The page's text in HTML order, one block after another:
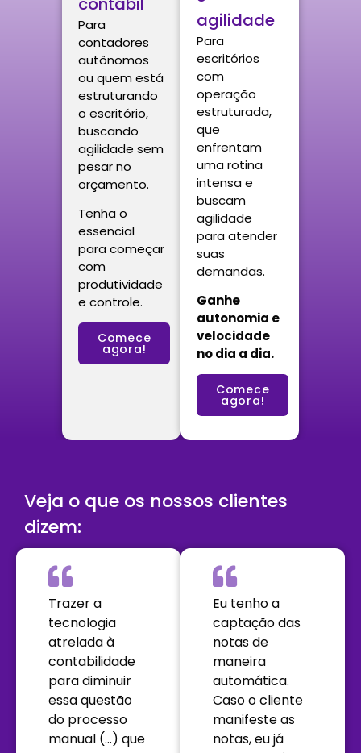
Para
contadores
autônomos
ou quem está
estruturando
o escritório,
buscando
agilidade sem
pesar no
orçamento.
Tenha o
essencial
para começar
com
produtividade
e controle.
Comece
agora!
agilidade
Para
escritórios
com
operação
estruturada,
que
enfrentam
uma rotina
intensa e
buscam
agilidade
para atender
suas
demandas.
Ganhe
autonomia e
velocidade
no dia a dia.
Comece
agora!
Veja o que os nossos clientes
dizem:
Trazer a
tecnologia
atrelada à
contabilidade
para diminuir
essa questão
do processo
manual (…) que
Eu tenho a
captação das
notas de
maneira
automática.
Caso o cliente
manifeste as
notas, eu já